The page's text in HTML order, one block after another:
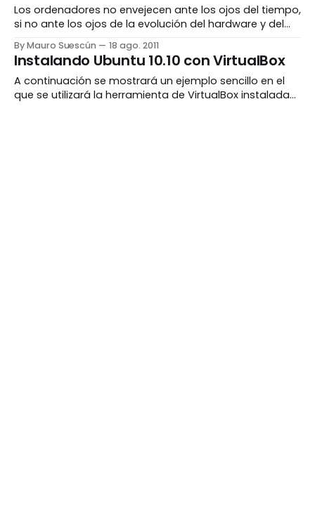
Los ordenadores no envejecen ante los ojos del tiempo,
si no ante los ojos de la evolución del hardware y del
software. ¿Alguien tiene un viejo PC en lo más recóndito
de un cuarto trastero o acumulando polvo en algún
oscuro rincón? ¿Por qué se ha jubilado una magnífica
máquina
By Mauro Suescún 18 ago. 2011
Instalando Ubuntu 10.10 con VirtualBox
A continuación se mostrará un ejemplo sencillo en el
que se utilizará la herramienta de VirtualBox instalada